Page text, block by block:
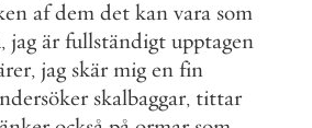
af dem det kan vara som
, jag är fullständigt upptagen
, jag skär mig en fin
skalbaggar, tittar